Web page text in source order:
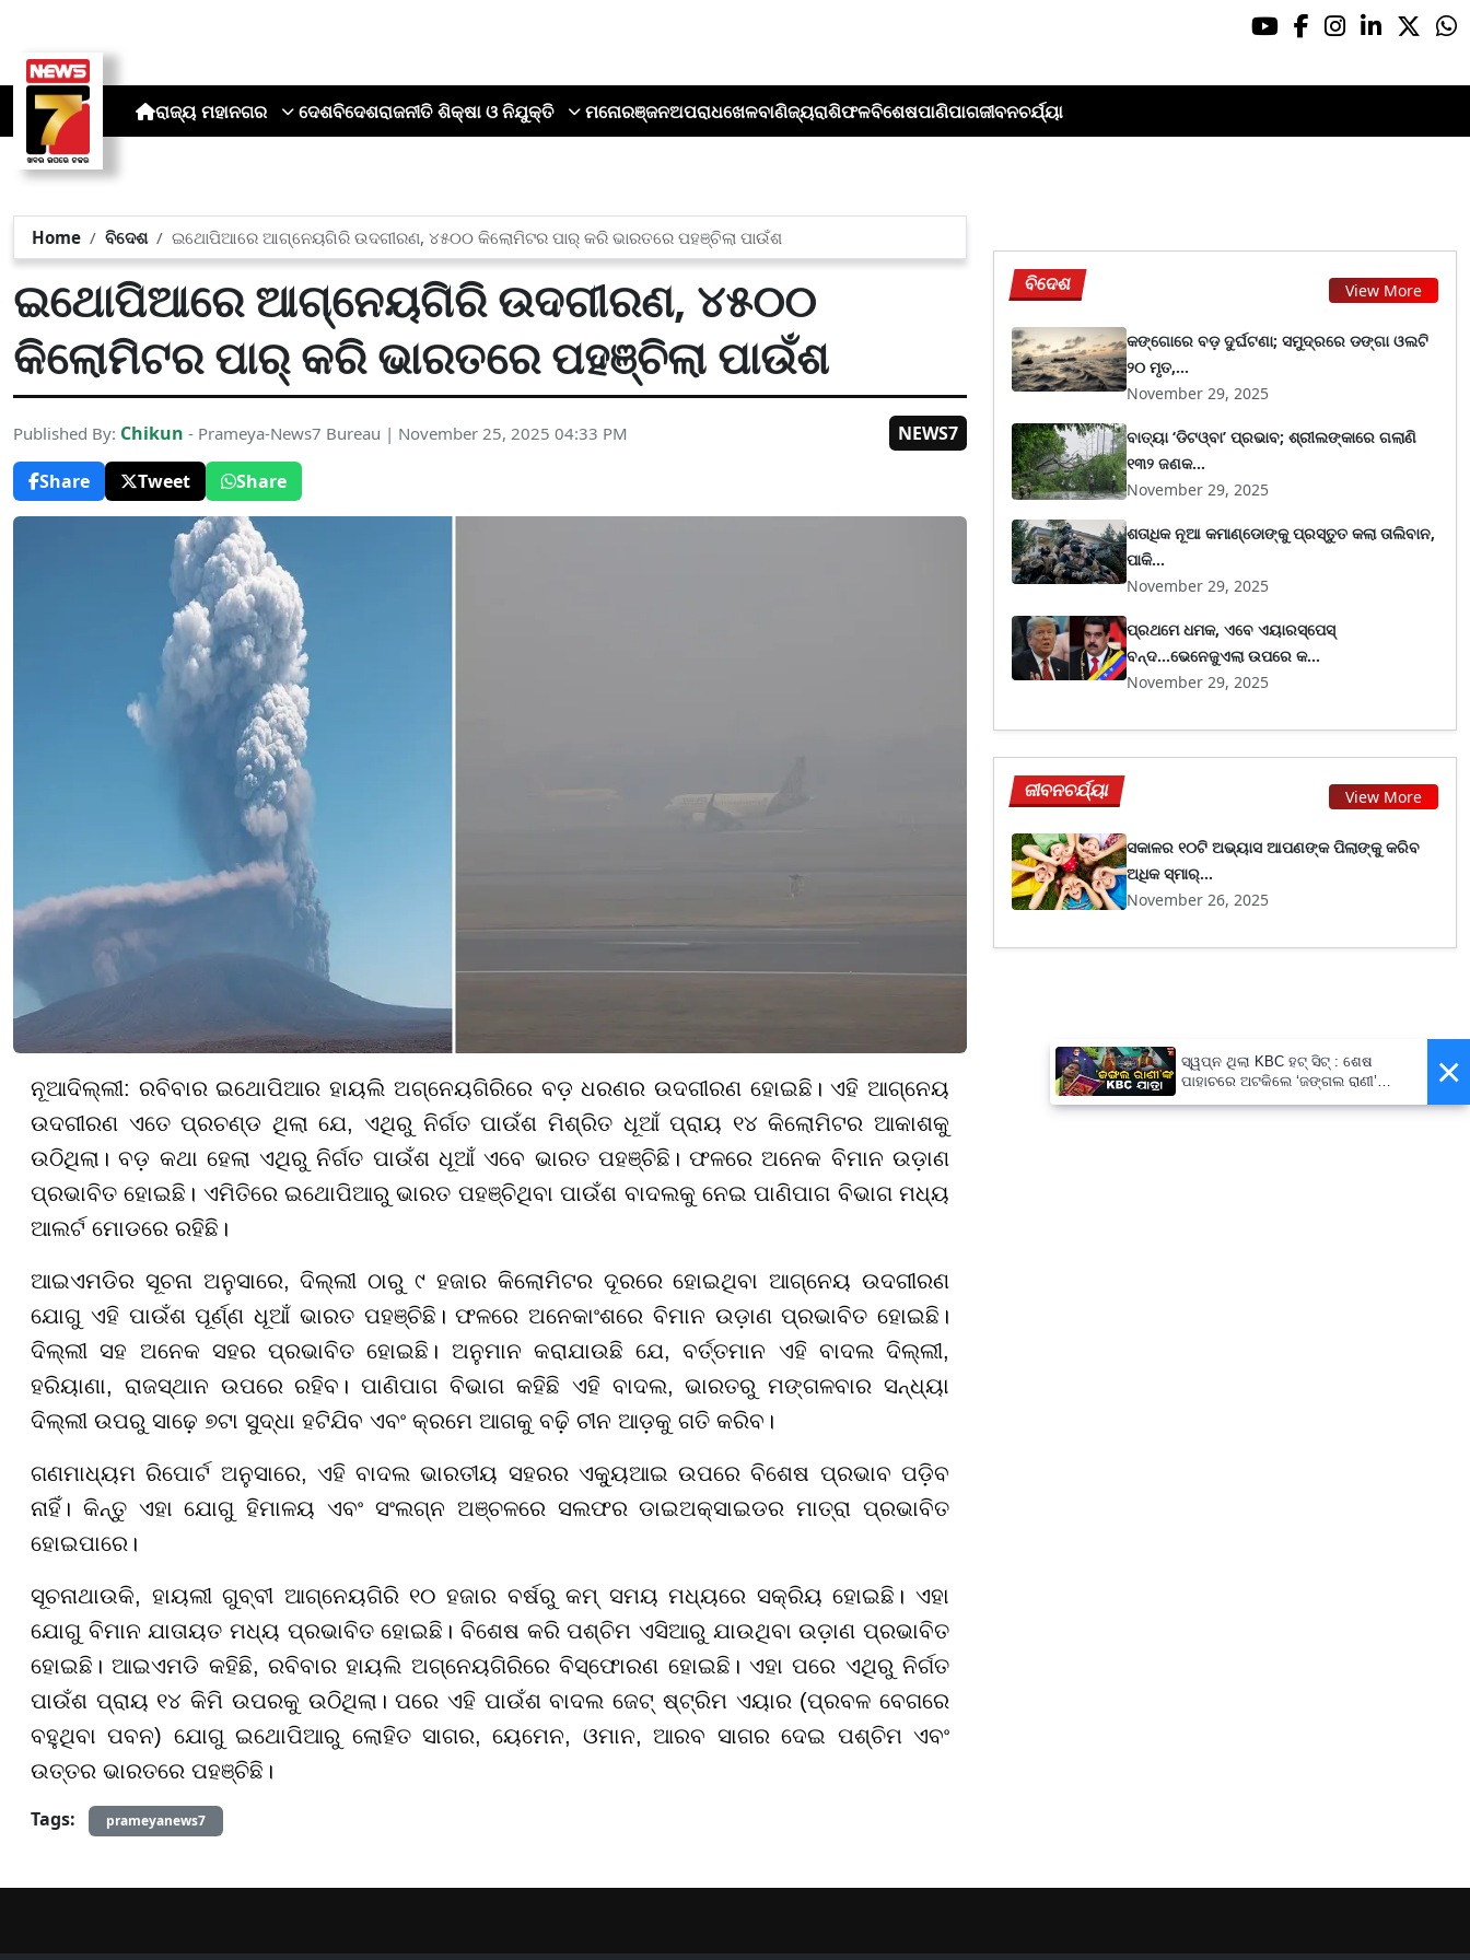
ରାଜ୍ୟ ମହାନଗର ଦେଶବିଦେଶରାଜନୀତି ଶିକ୍ଷା ଓ ନିଯୁକ୍ତି ମନୋରଞ୍ଜନଅପରାଧଖେଳବାଣିଜ୍ୟରାଶିଫଳବିଶେଷପାଣିପାଗଜୀବନଚର୍ଯ୍ୟା
Home ବିଦେଶ ଇଥୋପିଆରେ ଆଗ୍ନେୟଗିରି ଉଦଗୀରଣ, ୪୫୦୦ କିଲୋମିଟର ପାର୍ କରି ଭାରତରେ ପହଞ୍ଚିଲା ପାଉଁଶ
ଇଥୋପିଆରେ ଆଗ୍ନେୟଗିରି ଉଦଗୀରଣ, ୪୫୦୦
କିଲୋମିଟର ପାର୍ କରି ଭାରତରେ ପହଞ୍ଚିଲା ପାଉଁଶ
Published By: Chikun - Prameya-News7 Bureau | November 25, 2025 04:33 PM
NEWS7
Share
Tweet Share
ନୂଆଦିଲ୍ଲୀ: ରବିବାର ଇଥୋପିଆର ହାୟଲି ଅଗ୍ନେୟଗିରିରେ ବଡ଼ ଧରଣର ଉଦଗୀରଣ ହୋଇଛି। ଏହି ଆଗ୍ନେୟ
ଉଦଗୀରଣ ଏତେ ପ୍ରଚଣ୍ଡ ଥିଲା ଯେ, ଏଥିରୁ ନିର୍ଗତ ପାଉଁଶ ମିଶ୍ରିତ ଧୂଆଁ ପ୍ରାୟ ୧୪ କିଲୋମିଟର ଆକାଶକୁ
ଉଠିଥିଲା। ବଡ଼ କଥା ହେଲା ଏଥିରୁ ନିର୍ଗତ ପାଉଁଶ ଧୂଆଁ ଏବେ ଭାରତ ପହଞ୍ଚିଛି। ଫଳରେ ଅନେକ ବିମାନ ଉଡ଼ାଣ
ପ୍ରଭାବିତ ହୋଇଛି। ଏମିତିରେ ଇଥୋପିଆରୁ ଭାରତ ପହଞ୍ଚିଥିବା ପାଉଁଶ ବାଦଲକୁ ନେଇ ପାଣିପାଗ ବିଭାଗ ମଧ୍ୟ
ଆଲର୍ଟ ମୋଡରେ ରହିଛି।
ଆଇଏମଡିର ସୂଚନା ଅନୁସାରେ, ଦିଲ୍ଲୀ ଠାରୁ ୯ ହଜାର କିଲୋମିଟର ଦୂରରେ ହୋଇଥିବା ଆଗ୍ନେୟ ଉଦଗୀରଣ
ଯୋଗୁ ଏହି ପାଉଁଶ ପୂର୍ଣ୍ଣ ଧୂଆଁ ଭାରତ ପହଞ୍ଚିଛି। ଫଳରେ ଅନେକାଂଶରେ ବିମାନ ଉଡ଼ାଣ ପ୍ରଭାବିତ ହୋଇଛି।
ଦିଲ୍ଲୀ ସହ ଅନେକ ସହର ପ୍ରଭାବିତ ହୋଇଛି। ଅନୁମାନ କରାଯାଉଛି ଯେ, ବର୍ତ୍ତମାନ ଏହି ବାଦଲ ଦିଲ୍ଲୀ,
ହରିୟାଣା, ରାଜସ୍ଥାନ ଉପରେ ରହିବ। ପାଣିପାଗ ବିଭାଗ କହିଛି ଏହି ବାଦଲ, ଭାରତରୁ ମଙ୍ଗଳବାର ସନ୍ଧ୍ୟା
ଦିଲ୍ଲୀ ଉପରୁ ସାଢ଼େ ୭ଟା ସୁଦ୍ଧା ହଟିଯିବ ଏବଂ କ୍ରମେ ଆଗକୁ ବଢ଼ି ଚୀନ ଆଡ଼କୁ ଗତି କରିବ।
ଗଣମାଧ୍ୟମ ରିପୋର୍ଟ ଅନୁସାରେ, ଏହି ବାଦଲ ଭାରତୀୟ ସହରର ଏକ୍ୟୁଆଇ ଉପରେ ବିଶେଷ ପ୍ରଭାବ ପଡ଼ିବ
ନାହିଁ। କିନ୍ତୁ ଏହା ଯୋଗୁ ହିମାଳୟ ଏବଂ ସଂଲଗ୍ନ ଅଞ୍ଚଳରେ ସଲଫର ଡାଇଅକ୍ସାଇଡର ମାତ୍ରା ପ୍ରଭାବିତ
ହୋଇପାରେ।
ସୂଚନାଥାଉକି, ହାୟଲୀ ଗୁବ୍ବୀ ଆଗ୍ନେୟଗିରି ୧୦ ହଜାର ବର୍ଷରୁ କମ୍ ସମୟ ମଧ୍ୟରେ ସକ୍ରିୟ ହୋଇଛି। ଏହା
ଯୋଗୁ ବିମାନ ଯାତାୟତ ମଧ୍ୟ ପ୍ରଭାବିତ ହୋଇଛି। ବିଶେଷ କରି ପଶ୍ଚିମ ଏସିଆରୁ ଯାଉଥିବା ଉଡ଼ାଣ ପ୍ରଭାବିତ
ହୋଇଛି। ଆଇଏମଡି କହିଛି, ରବିବାର ହାୟଲି ଅଗ୍ନେୟଗିରିରେ ବିସ୍ଫୋରଣ ହୋଇଛି। ଏହା ପରେ ଏଥିରୁ ନିର୍ଗତ
ପାଉଁଶ ପ୍ରାୟ ୧୪ କିମି ଉପରକୁ ଉଠିଥିଲା। ପରେ ଏହି ପାଉଁଶ ବାଦଲ ଜେଟ୍ ଷ୍ଟ୍ରିମ ଏୟାର (ପ୍ରବଳ ବେଗରେ
ବହୁଥିବା ପବନ) ଯୋଗୁ ଇଥୋପିଆରୁ ଲୋହିତ ସାଗର, ୟେମେନ, ଓମାନ, ଆରବ ସାଗର ଦେଇ ପଶ୍ଚିମ ଏବଂ
ଉତ୍ତର ଭାରତରେ ପହଞ୍ଚିଛି।
Tags:
prameyanews7
ବିଦେଶ View More
କଙ୍ଗୋରେ ବଡ଼ ଦୁର୍ଘଟଣା; ସମୁଦ୍ରରେ ଡଙ୍ଗା ଓଲଟି
୨୦ ମୃତ,...
November 29, 2025
ବାତ୍ୟା ‘ଡିଟଓ୍ବା’ ପ୍ରଭାବ; ଶ୍ରୀଲଙ୍କାରେ ଗଲାଣି
୧୩୨ ଜଣକ...
November 29, 2025
ଶତାଧିକ ନୂଆ କମାଣ୍ଡୋଙ୍କୁ ପ୍ରସ୍ତୁତ କଲା ତାଲିବାନ,
ପାକି...
November 29, 2025
ପ୍ରଥମେ ଧମକ, ଏବେ ଏୟାରସ୍ପେସ୍
ବନ୍ଦ...ଭେନେଜୁଏଲା ଉପରେ କ...
November 29, 2025
ଜୀବନଚର୍ଯ୍ୟା View More
ସକାଳର ୧୦ଟି ଅଭ୍ୟାସ ଆପଣଙ୍କ ପିଲାଙ୍କୁ କରିବ
ଅଧିକ ସ୍ମାର୍...
November 26, 2025
×
ସ୍ୱପ୍ନ ଥିଲା KBC ହଟ୍ ସିଟ୍ : ଶେଷ
ପାହାଚରେ ଅଟକିଲେ ‘ଜଙ୍ଗଲ ରାଣୀ’